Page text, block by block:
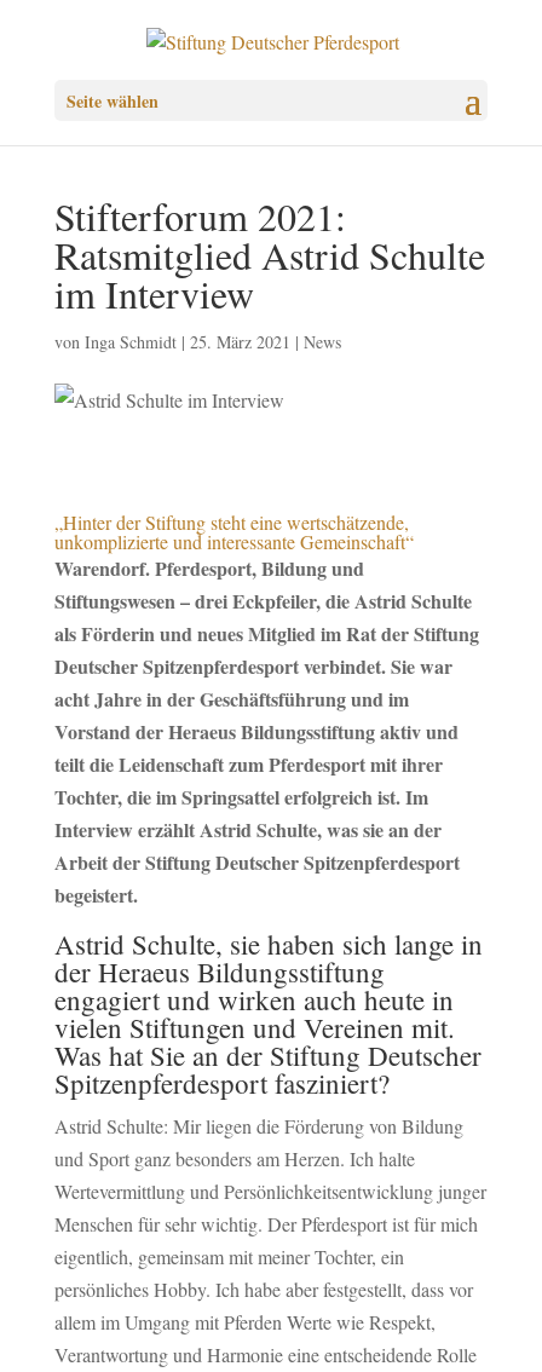
Seite wählen
Stifterforum 2021:
Ratsmitglied Astrid Schulte
im Interview
von Inga Schmidt| 25. März 2021 | News
„Hinter der Stiftung steht eine wertschätzende,
unkomplizierte und interessante Gemeinschaft“
Warendorf. Pferdesport, Bildung und
Stiftungswesen – drei Eckpfeiler, die Astrid Schulte
als Förderin und neues Mitglied im Rat der Stiftung
Deutscher Spitzenpferdesport verbindet. Sie war
acht Jahre in der Geschäftsführung und im
Vorstand der Heraeus Bildungsstiftung aktiv und
teilt die Leidenschaft zum Pferdesport mit ihrer
Tochter, die im Springsattel erfolgreich ist. Im
Interview erzählt Astrid Schulte, was sie an der
Arbeit der Stiftung Deutscher Spitzenpferdesport
begeistert.
Astrid Schulte, sie haben sich lange in
der Heraeus Bildungsstiftung
engagiert und wirken auch heute in
vielen Stiftungen und Vereinen mit.
Was hat Sie an der Stiftung Deutscher
Spitzenpferdesport fasziniert?
Astrid Schulte: Mir liegen die Förderung von Bildung
und Sport ganz besonders am Herzen. Ich halte
Wertevermittlung und Persönlichkeitsentwicklung junger
Menschen für sehr wichtig. Der Pferdesport ist für mich
eigentlich, gemeinsam mit meiner Tochter, ein
persönliches Hobby. Ich habe aber festgestellt, dass vor
allem im Umgang mit Pferden Werte wie Respekt,
Verantwortung und Harmonie eine entscheidende Rolle